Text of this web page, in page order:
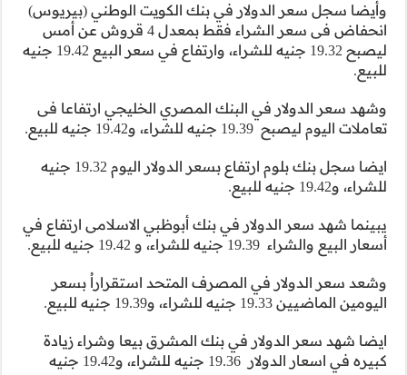
الوطني (بيريوس)
انحفاض فى سعر الشراء فقط بمعدل 4 قروش عن أمس
ليصبح 19.32 جنيه للشراء، وارتفاع في سعر البيع 19.42 جنيه
ارتفاعا فى
ايضا سجل بنك بلوم ارتفاع بسعر الدولار اليوم 19.32 جنيه
ارتفاع في
بسعر
وشراء زيادة
كبيره في اسعار الدولار 19.36 جنيه للشراء، و19.42 جنيه